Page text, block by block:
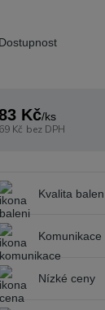
Dostupnost
Kč/ks
69 Kč bez DPH
Kvalita
Nízké ceny